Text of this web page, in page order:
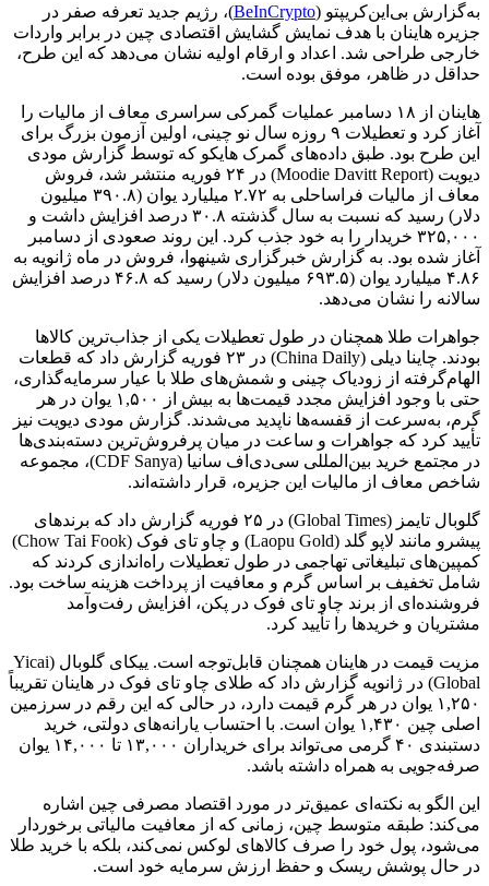
به‌گزارش بی‌این‌کریپتو (BeInCrypto)، رژیم جدید تعرفه صفر در
جزیره هاینان با هدف نمایش گشایش اقتصادی چین در برابر واردات
خارجی طراحی شد. اعداد و ارقام اولیه نشان می‌دهد که این طرح،
حداقل در ظاهر، موفق بوده است.
هاینان از ۱۸ دسامبر عملیات گمرکی سراسری معاف از مالیات را
آغاز کرد و تعطیلات ۹ روزه سال نو چینی، اولین آزمون بزرگ برای
این طرح بود. طبق داده‌های گمرک هایکو که توسط گزارش مودی
دیویت (Moodie Davitt Report) در ۲۴ فوریه منتشر شد، فروش
معاف از مالیات فراساحلی به ۲.۷۲ میلیارد یوان (۳۹۰.۸ میلیون
دلار) رسید که نسبت به سال گذشته ۳۰.۸ درصد افزایش داشت و
۳۲۵,۰۰۰ خریدار را به خود جذب کرد. این روند صعودی از دسامبر
آغاز شده بود. به گزارش خبرگزاری شینهوا، فروش در ماه ژانویه به
۴.۸۶ میلیارد یوان (۶۹۳.۵ میلیون دلار) رسید که ۴۶.۸ درصد افزایش
سالانه را نشان می‌دهد.
جواهرات طلا همچنان در طول تعطیلات یکی از جذاب‌ترین کالاها
بودند. چاینا دیلی (China Daily) در ۲۳ فوریه گزارش داد که قطعات
الهام‌گرفته از زودیاک چینی و شمش‌های طلا با عیار سرمایه‌گذاری،
حتی با وجود افزایش مجدد قیمت‌ها به بیش از ۱,۵۰۰ یوان در هر
گرم، به‌سرعت از قفسه‌ها ناپدید می‌شدند. گزارش مودی دیویت نیز
تأیید کرد که جواهرات و ساعت در میان پرفروش‌ترین دسته‌بندی‌ها
در مجتمع خرید بین‌المللی سی‌دی‌اف سانیا (CDF Sanya)، مجموعه
شاخص معاف از مالیات این جزیره، قرار داشته‌اند.
گلوبال تایمز (Global Times) در ۲۵ فوریه گزارش داد که برندهای
پیشرو مانند لاپو گلد (Laopu Gold) و چاو تای فوک (Chow Tai Fook)
کمپین‌های تبلیغاتی تهاجمی در طول تعطیلات راه‌اندازی کردند که
شامل تخفیف بر اساس گرم و معافیت از پرداخت هزینه ساخت بود.
فروشنده‌ای از برند چاو تای فوک در پکن، افزایش رفت‌وآمد
مشتریان و خریدها را تأیید کرد.
مزیت قیمت در هاینان همچنان قابل‌توجه است. ییکای گلوبال (Yicai
Global) در ژانویه گزارش داد که طلای چاو تای فوک در هاینان تقریباً
۱,۲۵۰ یوان در هر گرم قیمت دارد، در حالی که این رقم در سرزمین
اصلی چین ۱,۴۳۰ یوان است. با احتساب یارانه‌های دولتی، خرید
دستبندی ۴۰ گرمی می‌تواند برای خریداران ۱۳,۰۰۰ تا ۱۴,۰۰۰ یوان
صرفه‌جویی به همراه داشته باشد.
این الگو به نکته‌ای عمیق‌تر در مورد اقتصاد مصرفی چین اشاره
می‌کند: طبقه متوسط چین، زمانی که از معافیت مالیاتی برخوردار
می‌شود، پول خود را صرف کالاهای لوکس نمی‌کند، بلکه با خرید طلا
در حال پوشش ریسک و حفظ ارزش سرمایه خود است.